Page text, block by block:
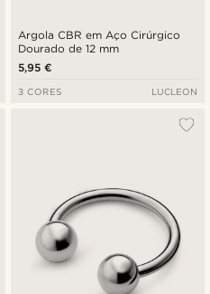
Argola CBR em Aço Cirúrgico
Dourado de 12 mm
5,95 €
3 CORES LUCLEON